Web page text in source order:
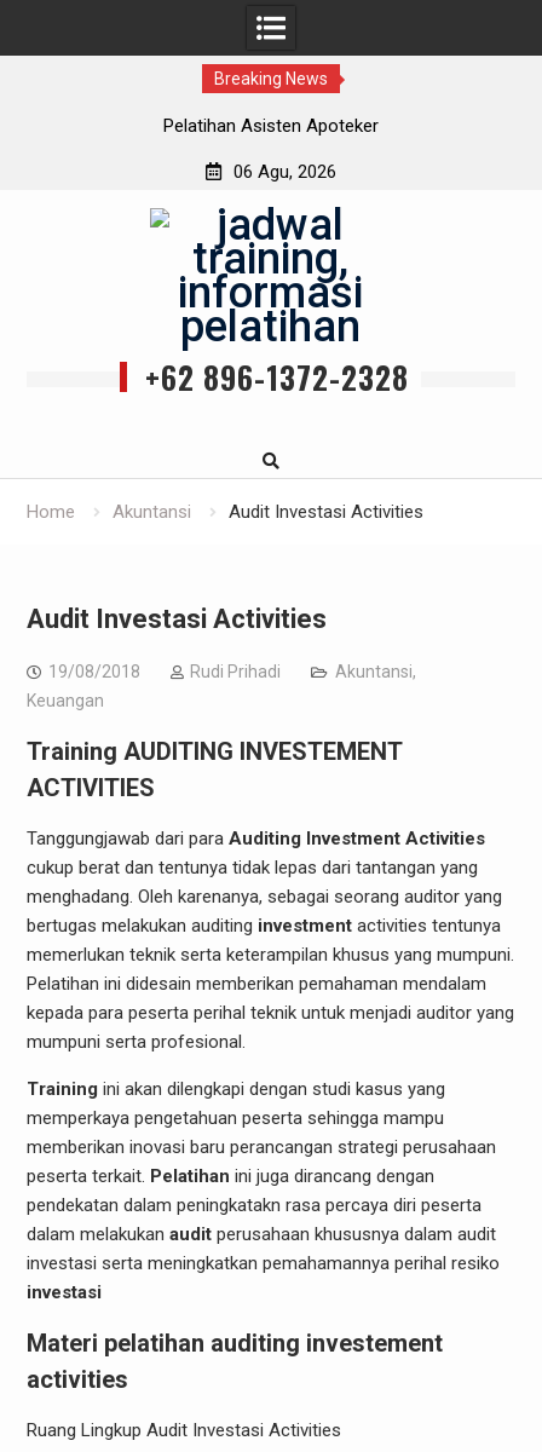
Breaking News
Pelatihan Asisten Apoteker
06 Agu, 2026
+62 896-1372-2328
Home Akuntansi Audit Investasi Activities
Audit Investasi Activities
19/08/2018 Rudi Prihadi Akuntansi,
Keuangan
Training AUDITING INVESTEMENT
ACTIVITIES
Tanggungjawab dari para Auditing Investment Activities
cukup berat dan tentunya tidak lepas dari tantangan yang
menghadang. Oleh karenanya, sebagai seorang auditor yang
bertugas melakukan auditing investmentactivities tentunya
memerlukan teknik serta keterampilan khusus yang mumpuni.
Pelatihan ini didesain memberikan pemahaman mendalam
kepada para peserta perihal teknik untuk menjadi auditor yang
mumpuni serta profesional.
Training ini akan dilengkapi dengan studi kasus yang
memperkaya pengetahuan peserta sehingga mampu
memberikan inovasi baru perancangan strategi perusahaan
peserta terkait. Pelatihan ini juga dirancang dengan
pendekatan dalam peningkatakn rasa percaya diri peserta
dalam melakukan auditperusahaan khususnya dalam audit
investasi serta meningkatkan pemahamannya perihal resiko
investasi
Materi pelatihan auditing investement
activities
Ruang Lingkup Audit Investasi Activities